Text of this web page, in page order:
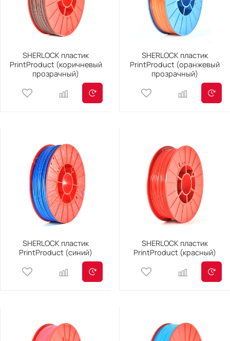
SHERLOCK пластик
PrintProduct (коричневый
прозрачный)
SHERLOCK пластик
PrintProduct (оранжевый
прозрачный)
SHERLOCK пластик
PrintProduct (синий)
SHERLOCK пластик
PrintProduct (красный)